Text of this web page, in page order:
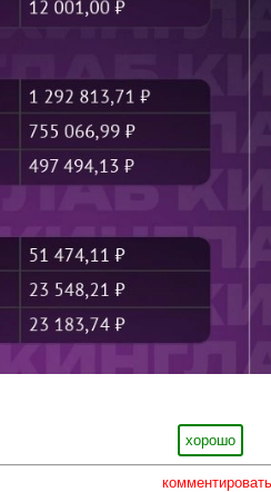
хорошо
комментировать